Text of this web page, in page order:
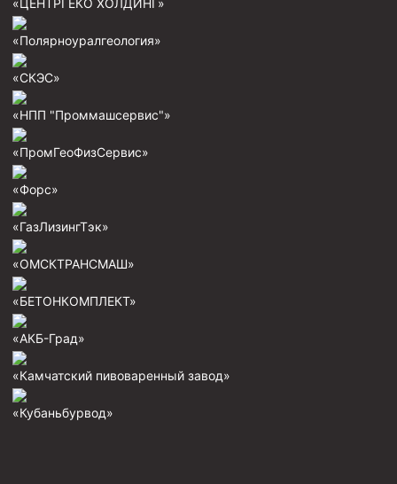
Штанголовки
Удочки ловильные
Труболовки
Фрезеры торцевые с фрезерующей воронкой и с
Фрезеры арбузообразные
Фрезеры стартово-оконные
Печати свинцовые
Фрезеры пилотные
«ЦЕНТРГЕКО ХОЛДИНГ»
«Полярноуралгеология»
«СКЭС»
«НПП "Проммашсервис"»
«ПромГеоФизСервис»
«Форс»
«ГазЛизингТэк»
«ОМСКТРАНСМАШ»
«БЕТОНКОМПЛЕКТ»
«АКБ-Град»
«Камчатский пивоваренный завод»
«Кубаньбурвод»